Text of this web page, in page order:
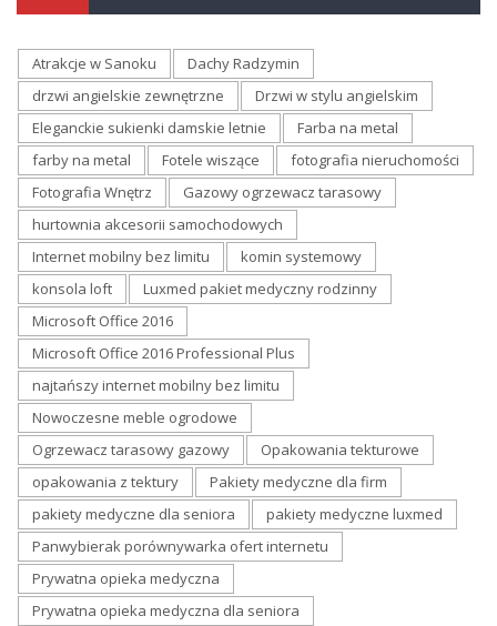
Atrakcje w Sanoku
Dachy Radzymin
drzwi angielskie zewnętrzne
Drzwi w stylu angielskim
Eleganckie sukienki damskie letnie
Farba na metal
farby na metal
Fotele wiszące
fotografia nieruchomości
Fotografia Wnętrz
Gazowy ogrzewacz tarasowy
hurtownia akcesorii samochodowych
Internet mobilny bez limitu
komin systemowy
konsola loft
Luxmed pakiet medyczny rodzinny
Microsoft Office 2016
Microsoft Office 2016 Professional Plus
najtańszy internet mobilny bez limitu
Nowoczesne meble ogrodowe
Ogrzewacz tarasowy gazowy
Opakowania tekturowe
opakowania z tektury
Pakiety medyczne dla firm
pakiety medyczne dla seniora
pakiety medyczne luxmed
Panwybierak porównywarka ofert internetu
Prywatna opieka medyczna
Prywatna opieka medyczna dla seniora